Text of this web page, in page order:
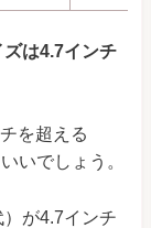
は4.7インチ
を超える
いでしょう。
が4.7インチ